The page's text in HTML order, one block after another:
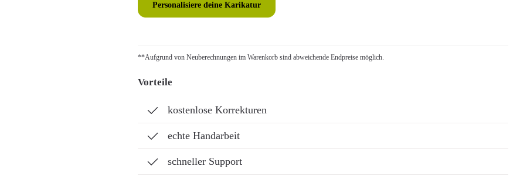
Personalisiere deine Karikatur
**Aufgrund von Neuberechnungen im Warenkorb sind abweichende Endpreise möglich.
Vorteile
kostenlose Korrekturen
echte Handarbeit
schneller Support